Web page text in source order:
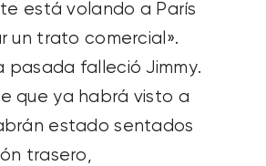
está volando a París
un trato comercial».
pasada falleció Jimmy.
que ya habrá visto a
estado sentados
trasero,